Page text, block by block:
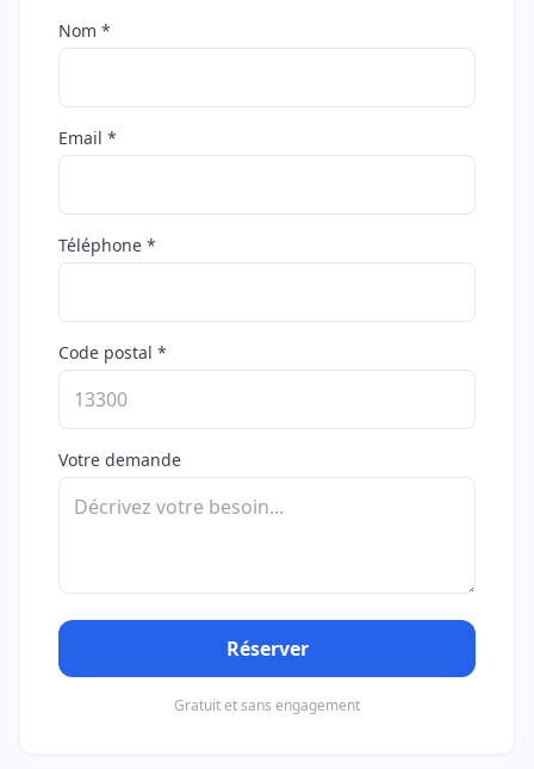
Nom *
Email *
Téléphone *
Code postal *
Votre demande
Réserver
Gratuit et sans engagement